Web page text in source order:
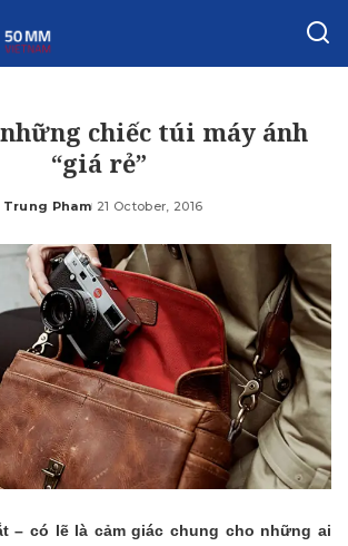
chiếc túi máy ánh
“giá rẻ”
Posted
Trung Pham 21 October, 2016
– có lẽ là cảm giác chung cho những ai